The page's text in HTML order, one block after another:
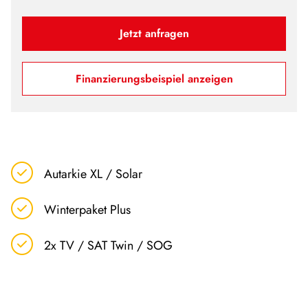
Jetzt anfragen
Finanzierungsbeispiel anzeigen
Autarkie XL / Solar
Winterpaket Plus
2x TV / SAT Twin / SOG